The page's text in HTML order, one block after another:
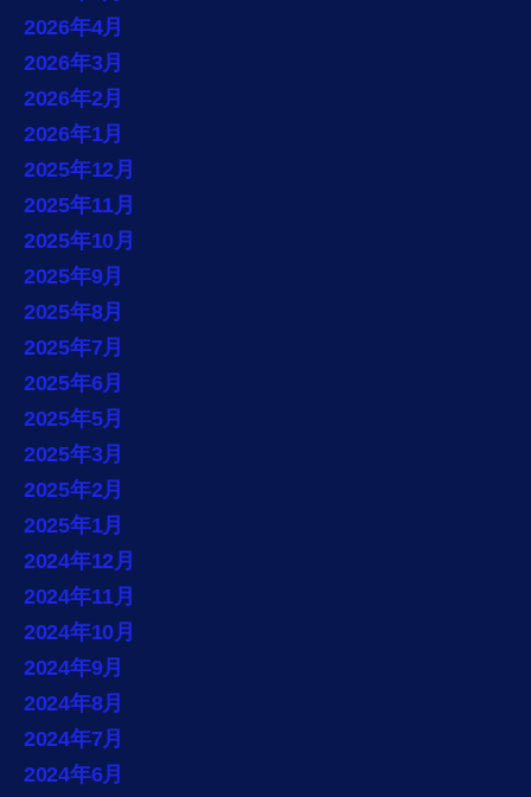
2026年4月
2026年3月
2026年2月
2026年1月
2025年12月
2025年11月
2025年10月
2025年9月
2025年8月
2025年7月
2025年6月
2025年5月
2025年3月
2025年2月
2025年1月
2024年12月
2024年11月
2024年10月
2024年9月
2024年8月
2024年7月
2024年6月